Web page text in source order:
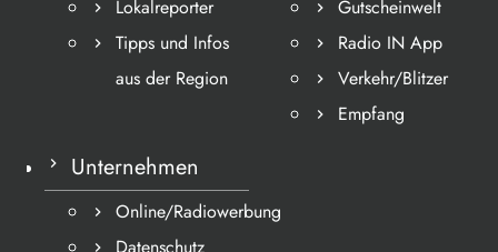
Lokalreporter
Tipps und Infos
aus der Region
Gutscheinwelt
Radio IN App
Verkehr/Blitzer
Empfang
Unternehmen
Online/Radiowerbung